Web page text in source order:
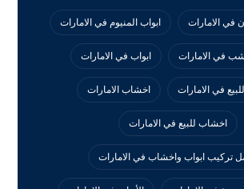
في الامارات ابواب المنيوم في الامارات
في الامارات ابواب في الامارات
في الامارات اخشاب الامارات
اخشاب للبيع في الامارات
تركيب ابواب واخشاب في الامارات